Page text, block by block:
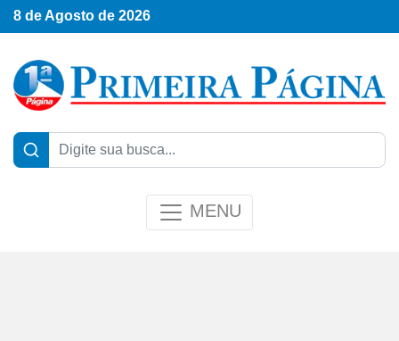
8 de Agosto de 2026
MENU